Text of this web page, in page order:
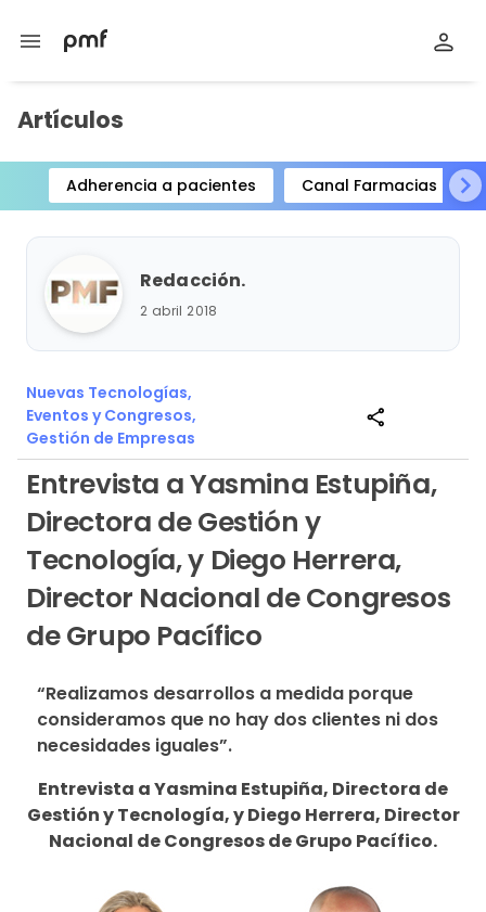
menu
Artículos
Adherencia a pacientes Canal Farmacias
Item
1
15
Redacción.
2 abril 2018
Nuevas Tecnologías,
Eventos y Congresos,
Gestión de Empresas
share
Entrevista a Yasmina Estupiña,
Directora de Gestión y
Tecnología, y Diego Herrera,
Director Nacional de Congresos
de Grupo Pacífico
“Realizamos desarrollos a medida porque
consideramos que no hay dos clientes ni dos
necesidades iguales”.
Entrevista a Yasmina Estupiña, Directora de
Gestión y Tecnología, y Diego Herrera, Director
Nacional de Congresos de Grupo Pacífico.